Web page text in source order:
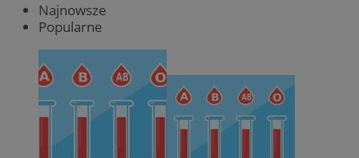
Najnowsze
Popularne